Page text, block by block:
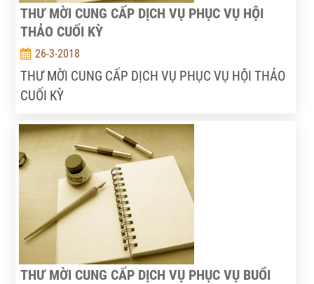
THƯ MỜI CUNG CẤP DỊCH VỤ PHỤC VỤ HỘI
THẢO CUỐI KỲ
26-3-2018
THƯ MỜI CUNG CẤP DỊCH VỤ PHỤC VỤ HỘI THẢO
CUỐI KỲ
THƯ MỜI CUNG CẤP DỊCH VỤ PHỤC VỤ BUỔI